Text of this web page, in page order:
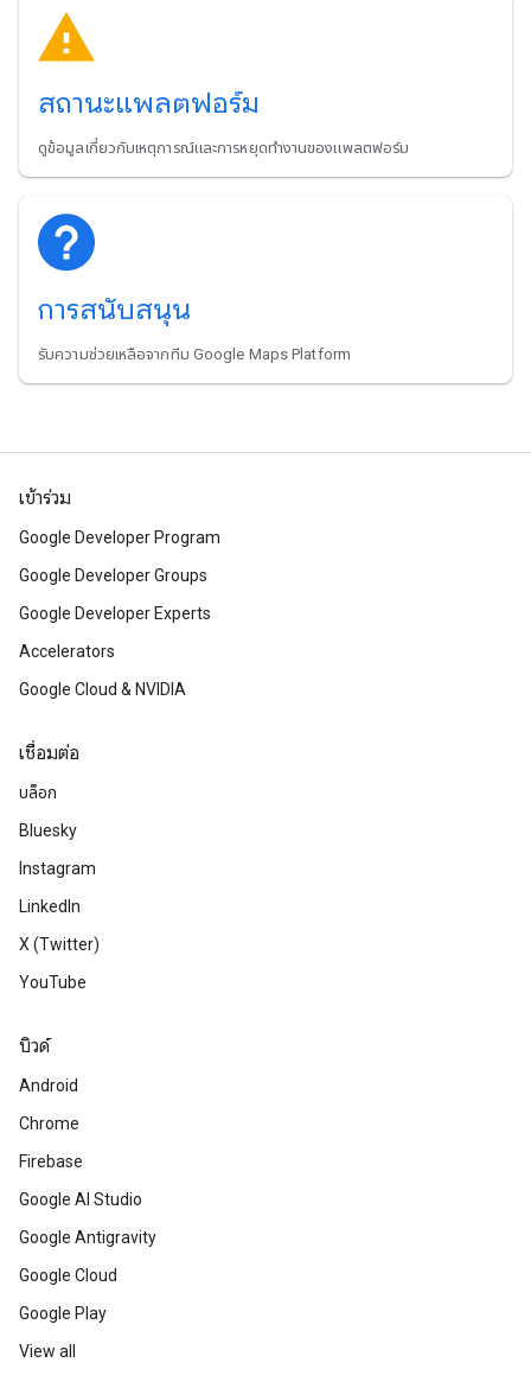
สถานะแพลตฟอร์ม
ดูข้อมูลเกี่ยวกับเหตุการณ์และการหยุดทำงานของแพลตฟอร์ม
การสนับสนุน
รับความช่วยเหลือจากทีม Google Maps Platform
เข้าร่วม
Google Developer Program
Google Developer Groups
Google Developer Experts
Accelerators
Google Cloud & NVIDIA
เชื่อมต่อ
บล็อก
Bluesky
Instagram
LinkedIn
X (Twitter)
YouTube
บิวด์
Android
Chrome
Firebase
Google AI Studio
Google Antigravity
Google Cloud
Google Play
View all